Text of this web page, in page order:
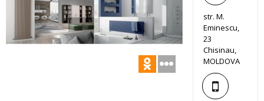
str. M.
Eminescu,
23
Chisinau,
MOLDOVA